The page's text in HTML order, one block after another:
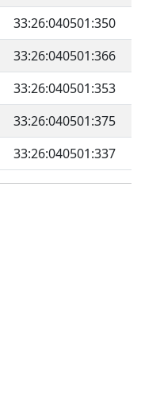
33:26:040501:350
33:26:040501:366
33:26:040501:353
33:26:040501:375
33:26:040501:337